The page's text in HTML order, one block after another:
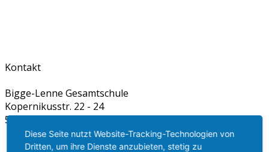
Kontakt
Bigge-Lenne Gesamtschule
Kopernikusstr. 22 - 24
57413 Finnentrop
dummy+49 27 21 60 599 100
Diese Seite nutzt Website-Tracking-Technologien von
Dritten, um ihre Dienste anzubieten, stetig zu